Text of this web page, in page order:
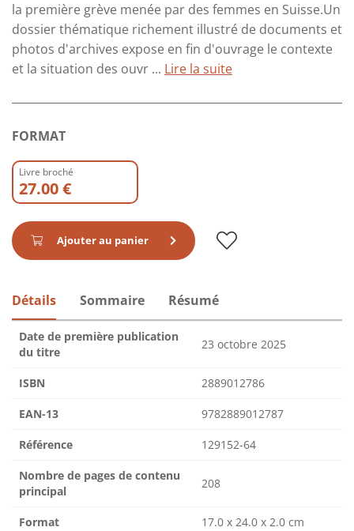
la première grève menée par des femmes en Suisse.Un
dossier thématique richement illustré de documents et
photos d'archives expose en fin d'ouvrage le contexte
et la situation des ouvr ... Lire la suite
FORMAT
Livre broché
27.00 €
Ajouter au panier
Détails Sommaire Résumé
Date de première publication
du titre
23 octobre 2025
ISBN 2889012786
EAN-13 9782889012787
Référence 129152-64
Nombre de pages de contenu
principal
208
Format 17.0 x 24.0 x 2.0 cm